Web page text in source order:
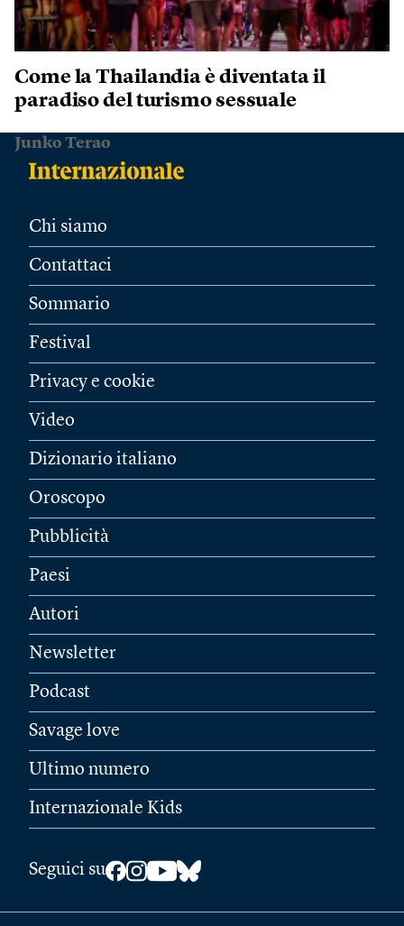
Come la Thailandia è diventata il
paradiso del turismo sessuale
Junko Terao
Chi siamo
Contattaci
Sommario
Festival
Privacy e cookie
Video
Dizionario italiano
Oroscopo
Pubblicità
Paesi
Autori
Newsletter
Podcast
Savage love
Ultimo numero
Internazionale Kids
Seguici su